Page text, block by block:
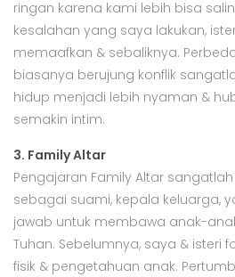
ringan karena kami lebih bisa
kesalahan yang saya lakukan,
memaafkan & sebaliknya.
biasanya berujung konflik
hidup menjadi lebih nyaman &
semakin intim.
3. Family Altar
Pengajaran Family Altar
sebagai suami, kepala keluarga,
jawab untuk membawa anak-
Tuhan. Sebelumnya, saya & isteri
fisik & pengetahuan anak.